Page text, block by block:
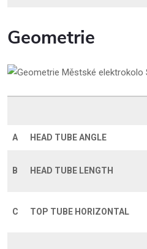
Geometrie
A HEAD TUBE ANGLE
B HEAD TUBE LENGTH
C TOP TUBE HORIZONTAL